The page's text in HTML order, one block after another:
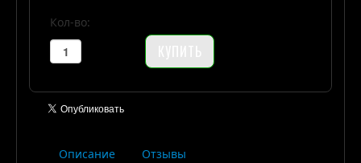
Кол-во:
Описание Отзывы